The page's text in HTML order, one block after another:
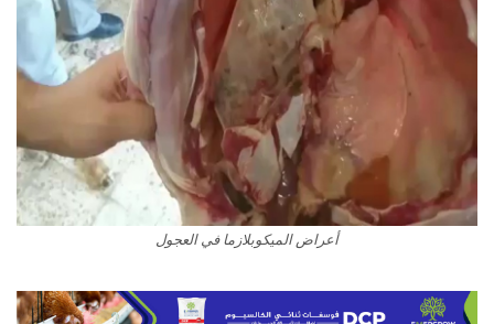
أعراض الميكوبلازما في العجول